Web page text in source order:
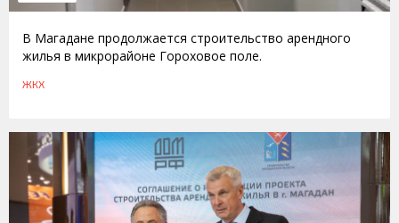
В Магадане продолжается строительство арендного
жилья в микрорайоне Гороховое поле.
ЖКХ